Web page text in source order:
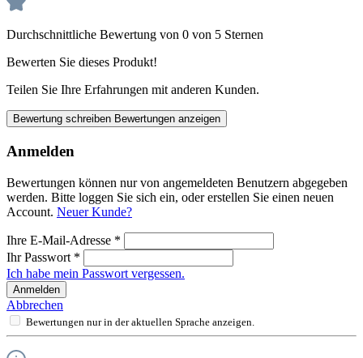
Durchschnittliche Bewertung von 0 von 5 Sternen
Bewerten Sie dieses Produkt!
Teilen Sie Ihre Erfahrungen mit anderen Kunden.
Bewertung schreiben Bewertungen anzeigen
Anmelden
Bewertungen können nur von angemeldeten Benutzern abgegeben
werden. Bitte loggen Sie sich ein, oder erstellen Sie einen neuen
Account. Neuer Kunde?
Ihre E-Mail-Adresse *
Ihr Passwort *
Ich habe mein Passwort vergessen.
Anmelden
Abbrechen
Bewertungen nur in der aktuellen Sprache anzeigen.